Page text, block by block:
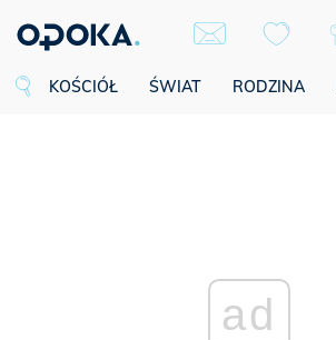
KOŚCIÓŁ ŚWIAT RODZINA
ad